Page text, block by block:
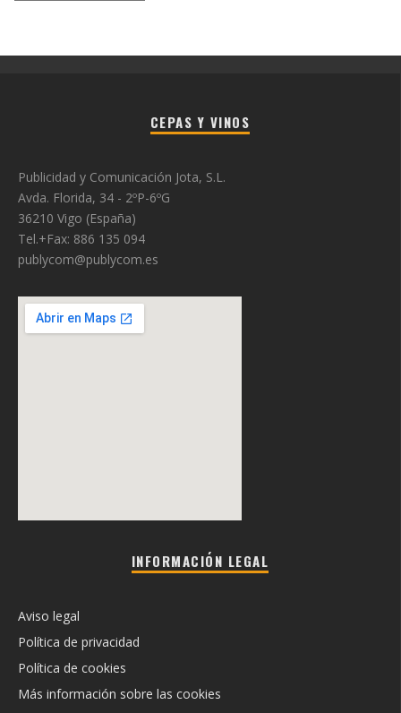
CEPAS Y VINOS
Publicidad y Comunicación Jota, S.L.
Avda. Florida, 34 - 2ºP-6ºG
36210 Vigo (España)
Tel.+Fax: 886 135 094
publycom@publycom.es
INFORMACIÓN LEGAL
Aviso legal
Política de privacidad
Política de cookies
Más información sobre las cookies